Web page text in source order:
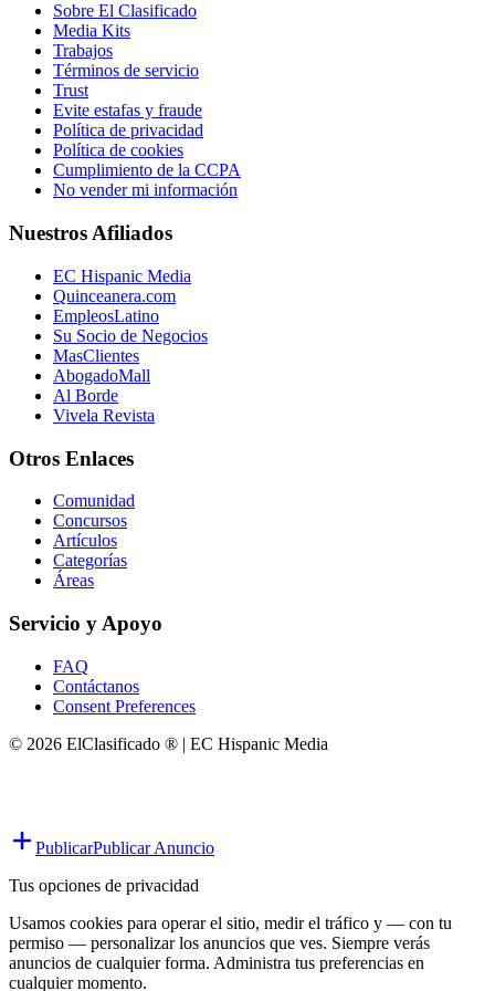
Sobre El Clasificado
Media Kits
Trabajos
Términos de servicio
Trust
Evite estafas y fraude
Política de privacidad
Política de cookies
Cumplimiento de la CCPA
No vender mi información
Nuestros Afiliados
EC Hispanic Media
Quinceanera.com
EmpleosLatino
Su Socio de Negocios
MasClientes
AbogadoMall
Al Borde
Vivela Revista
Otros Enlaces
Comunidad
Concursos
Artículos
Categorías
Áreas
Servicio y Apoyo
FAQ
Contáctanos
Consent Preferences
© 2026 ElClasificado ® | EC Hispanic Media
PublicarPublicar Anuncio
Tus opciones de privacidad
Usamos cookies para operar el sitio, medir el tráfico y — con tu
permiso — personalizar los anuncios que ves. Siempre verás
anuncios de cualquier forma. Administra tus preferencias en
cualquier momento.